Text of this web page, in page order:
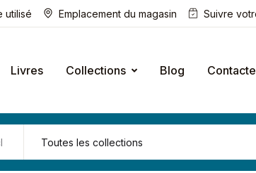
utilisé Emplacement du magasin Suivre
Livres Collections Blog